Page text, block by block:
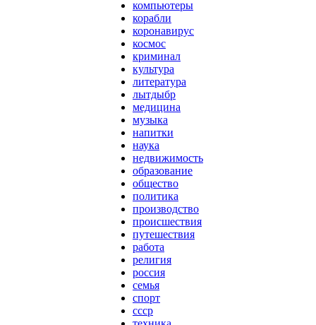
компьютеры
корабли
коронавирус
космос
криминал
культура
литература
лытдыбр
медицина
музыка
напитки
наука
недвижимость
образование
общество
политика
производство
происшествия
путешествия
работа
религия
россия
семья
спорт
ссср